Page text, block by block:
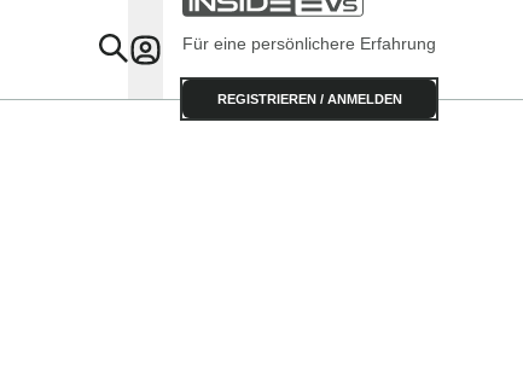
Für eine persönlichere Erfahrung
REGISTRIEREN / ANMELDEN